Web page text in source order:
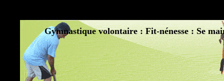
Gymnastique volontaire : Fit-nénesse : Se